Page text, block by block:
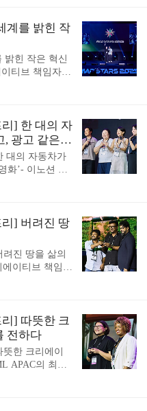
‘KFC 치킨을
일명 KFC 프라
중 KFC를 먹
져 있어, 의료
되도록 피한다
골드를 수상한
계를 밝힌 작
밝힌 작은 혁신
티브 책임자(C
인 크리에이티
Inc.와 함께 선보
트는 Innovatio
하며 작은 아이
지를 증명해
의 안과 전문의
됐습니다. “스
] 한 대의 자
, 광고 같은
대의 자동차가
화’- 이노션 크
크리에이티브
로 만들어낸
다.이 작품은
드 2, 실버 2,
한민국 크리에
인시켰습니다.
적인 질문에
에 불과하고,
] 버려진 땅
진 땅을 삶의
에이티브 책임자
서 소개한 ‘KitK
합니다. 바로
POP5가 쇼프
인 ‘Plot Farmin
Develo
그랑프리까지 수
를 해결한 진정
] 따뜻한 크
전하다
한 크리에이
APAC의 최고
세상을 움직